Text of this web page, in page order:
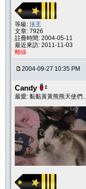
等級: 法王
文章: 7926
註冊時間: 2004-05-11
最近來訪: 2011-11-03
離線
2004-09-27 10:35 PM
Candy
最愛: 黏黏黃黃熊熊天使們..